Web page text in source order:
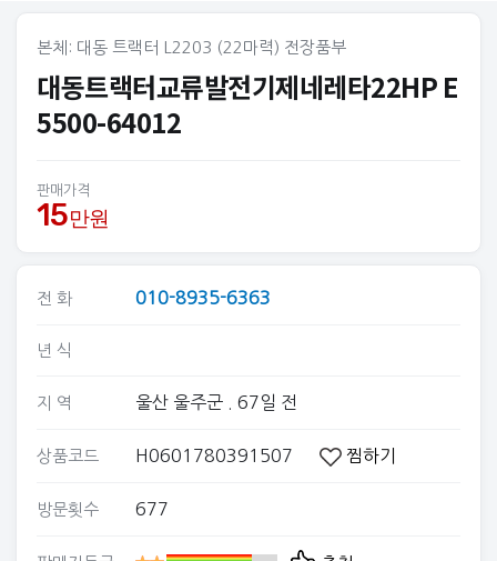
본체: 대동 트랙터 L2203 (22마력) 전장품부
대동트랙터교류발전기제네레타22HP E
5500-64012
판매가격
15만원
전 화 010-8935-6363
년 식
지 역 울산 울주군 . 67일 전
상품코드 H0601780391507 찜하기
방문횟수 677